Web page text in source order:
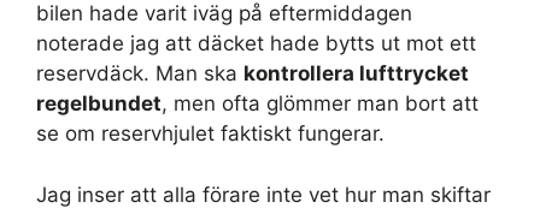
bilen hade varit iväg på eftermiddagen
noterade jag att däcket hade bytts ut mot ett
reservdäck. Man ska kontrollera lufttrycket
regelbundet, men ofta glömmer man bort att
se om reservhjulet faktiskt fungerar.
Jag inser att alla förare inte vet hur man skiftar